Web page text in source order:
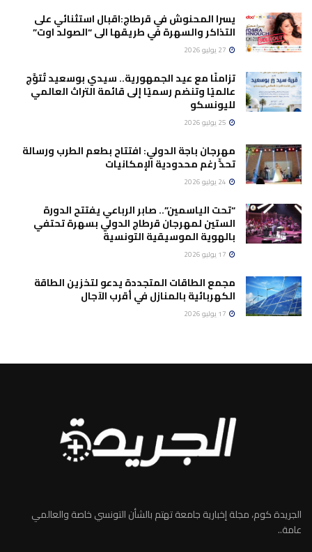
يسرا المحنوش في قرطاج:اقبال استثنائي على
التذاكر والسهرة في طريقها الى “الصولد اوت”
تزامنًا مع عيد الجمهورية.. سيدي بوسعيد تُتوَّج
عالميًا وتنضم رسميًا إلى قائمة التراث العالمي
لليونسكو
مهرجان باجة الدولي: افتتاح بطعم الطرب ورسالة
تحدٍّ رغم محدودية الإمكانيات
“تحت الياسمين”.. صابر الرباعي يفتتح الدورة
الستين لمهرجان قرطاج الدولي بسهرة تحتفي
بالهوية الموسيقية التونسية
مجمع الطاقات المتجددة يدعو لتخزين الطاقة
الكهربائية بالمنازل في أقرب الآجال
الجريدة كوم، مجلة إخبارية جامعة تهتم بالشأن التونسي خاصة والعالمي
عامة..